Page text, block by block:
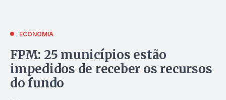
ECONOMIA
FPM: 25 municípios estão
impedidos de receber os recursos
do fundo